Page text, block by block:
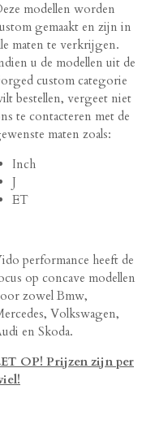
modellen worden
gemaakt en zijn in
maten te verkrijgen.
u de modellen uit de
custom categorie
bestellen, vergeet niet
te contacteren met de
maten zoals:
Inch
J
ET
performance heeft de
op concave modellen
zowel Bmw,
Volkswagen,
en Skoda.
OP! Prijzen zijn per